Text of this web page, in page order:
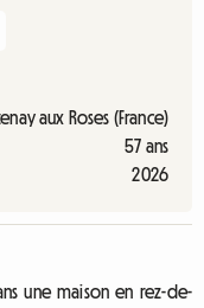
aux Roses (France)
57 ans
2026
une maison en rez-de-